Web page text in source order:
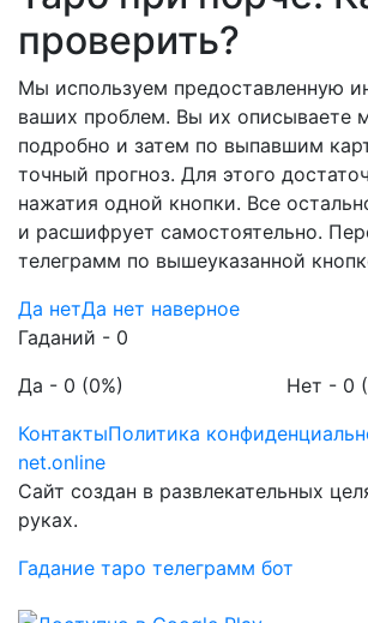
проверить?
Мы используем предоставленную
ваших проблем. Вы их описываете
подробно и затем по выпавшим
точный прогноз. Для этого
нажатия одной кнопки. Все
и расшифрует самостоятельно.
телеграмм по вышеуказанной
Да нетДа нет наверное
Гаданий - 0
Да - 0 (0%) Нет - 0
КонтактыПолитика
net.online
Сайт создан в развлекательных
руках.
Гадание таро телеграмм бот